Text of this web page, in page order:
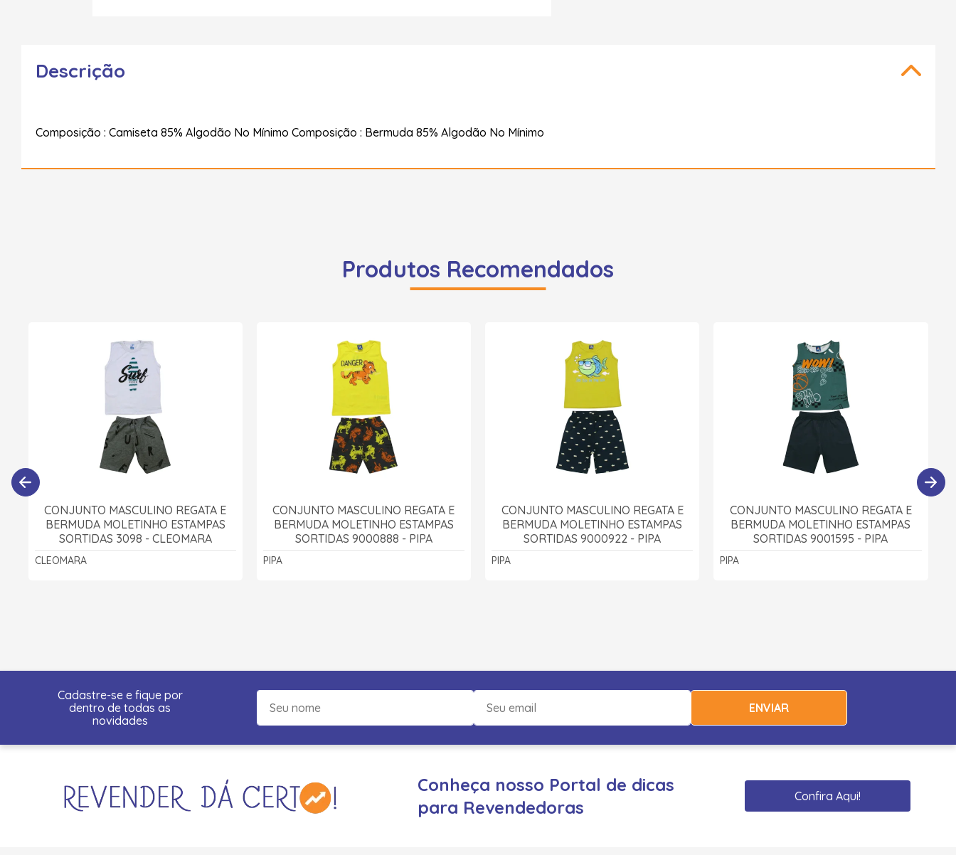
Descrição
Composição : Camiseta 85% Algodão No Mínimo Composição : Bermuda 85% Algodão No Mínimo
Produtos Recomendados
CONJUNTO MASCULINO REGATA E
BERMUDA MOLETINHO ESTAMPAS
SORTIDAS 3098 - CLEOMARA
CLEOMARA
CONJUNTO MASCULINO REGATA E
BERMUDA MOLETINHO ESTAMPAS
SORTIDAS 9000888 - PIPA
PIPA
CONJUNTO MASCULINO REGATA E
BERMUDA MOLETINHO ESTAMPAS
SORTIDAS 9000922 - PIPA
PIPA
CONJUNTO MASCULINO REGATA E
BERMUDA MOLETINHO ESTAMPAS
SORTIDAS 9001595 - PIPA
PIPA
Cadastre-se e fique por
dentro de todas as
novidades
ENVIAR
Conheça nosso Portal de dicas
para Revendedoras
Confira Aqui!